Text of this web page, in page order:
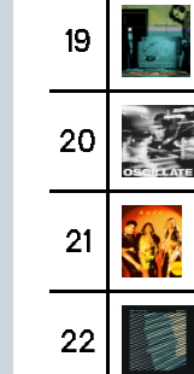
19
20
21
22